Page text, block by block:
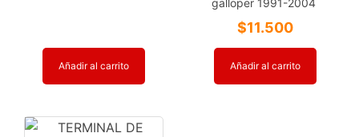
Añadir al carrito
$11.500
Añadir al carrito